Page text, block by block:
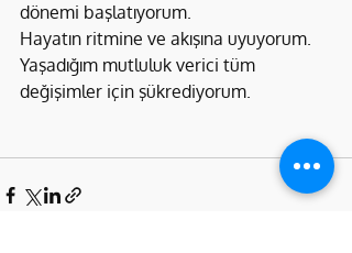
dönemi başlatıyorum.
Hayatın ritmine ve akışına uyuyorum.
Yaşadığım mutluluk verici tüm
değişimler için şükrediyorum.